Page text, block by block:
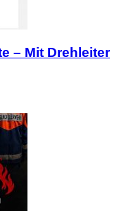
– Mit Drehleiter